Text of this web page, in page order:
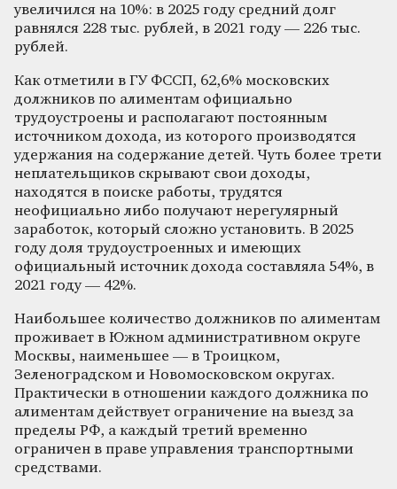
увеличился на 10%: в 2025 году средний долг
равнялся 228 тыс. рублей, в 2021 году — 226 тыс.
рублей.
Как отметили в ГУ ФССП, 62,6% московских
должников по алиментам официально
трудоустроены и располагают постоянным
источником дохода, из которого производятся
удержания на содержание детей. Чуть более трети
неплательщиков скрывают свои доходы,
находятся в поиске работы, трудятся
неофициально либо получают нерегулярный
заработок, который сложно установить. В 2025
году доля трудоустроенных и имеющих
официальный источник дохода составляла 54%, в
2021 году — 42%.
Наибольшее количество должников по алиментам
проживает в Южном административном округе
Москвы, наименьшее — в Троицком,
Зеленоградском и Новомосковском округах.
Практически в отношении каждого должника по
алиментам действует ограничение на выезд за
пределы РФ, а каждый третий временно
ограничен в праве управления транспортными
средствами.